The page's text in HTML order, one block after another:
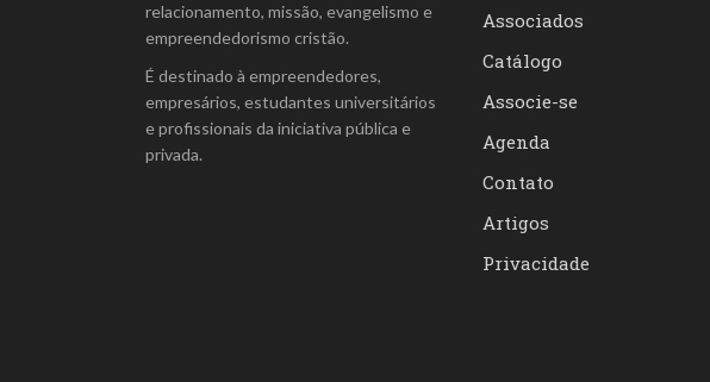
relacionamento, missão, evangelismo e
empreendedorismo cristão.
É destinado à empreendedores,
empresários, estudantes universitários
e profissionais da iniciativa pública e
privada.
Associados
Catálogo
Associe-se
Agenda
Contato
Artigos
Privacidade